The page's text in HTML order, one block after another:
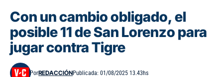
Con un cambio obligado, el
posible 11 de San Lorenzo para
jugar contra Tigre
PorREDACCIÓNPublicada: 01/08/2025 13.43hs